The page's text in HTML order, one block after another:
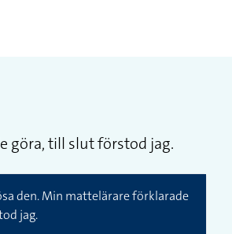
göra, till slut förstod jag.
den. Min mattelärare förklarade
jag.